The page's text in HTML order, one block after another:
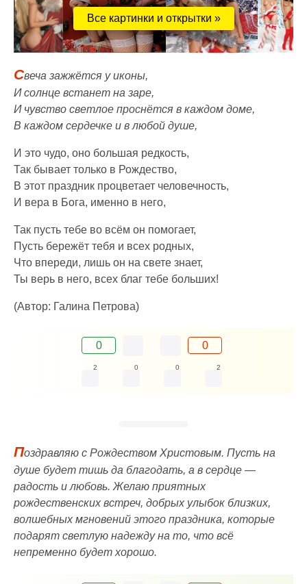
Все картинки и открытки »
Свеча зажжётся у иконы,
И солнце встанет на заре,
И чувство светлое проснётся в каждом доме,
В каждом сердечке и в любой душе,
И это чудо, оно большая редкость,
Так бывает только в Рождество,
В этот праздник процветает человечность,
И вера в Бога, именно в него,
Так пусть тебе во всём он помогает,
Пусть бережёт тебя и всех родных,
Что впереди, лишь он на свете знает,
Ты верь в него, всех благ тебе больших!
(Автор: Галина Петрова)
0 0
2 0 0 2
Поздравляю с Рождеством Христовым. Пусть на
душе будет тишь да благодать, а в сердце —
радость и любовь. Желаю приятных
рождественских встреч, добрых улыбок близких,
волшебных мгновений этого праздника, которые
подарят светлую надежду на то, что всё
непременно будет хорошо.